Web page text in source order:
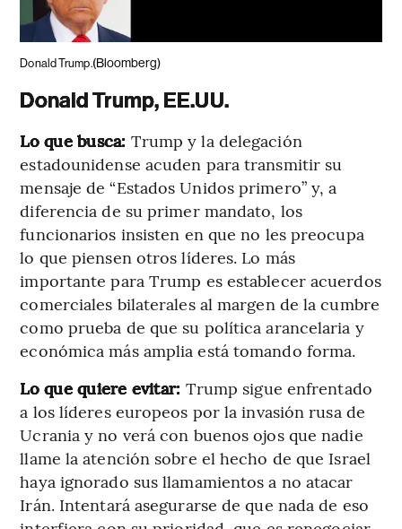
Donald Trump.(Bloomberg)
Donald Trump, EE.UU.
Lo que busca: Trump y la delegación
estadounidense acuden para transmitir su
mensaje de “Estados Unidos primero” y, a
diferencia de su primer mandato, los
funcionarios insisten en que no les preocupa
lo que piensen otros líderes. Lo más
importante para Trump es establecer acuerdos
comerciales bilaterales al margen de la cumbre
como prueba de que su política arancelaria y
económica más amplia está tomando forma.
Lo que quiere evitar: Trump sigue enfrentado
a los líderes europeos por la invasión rusa de
Ucrania y no verá con buenos ojos que nadie
llame la atención sobre el hecho de que Israel
haya ignorado sus llamamientos a no atacar
Irán. Intentará asegurarse de que nada de eso